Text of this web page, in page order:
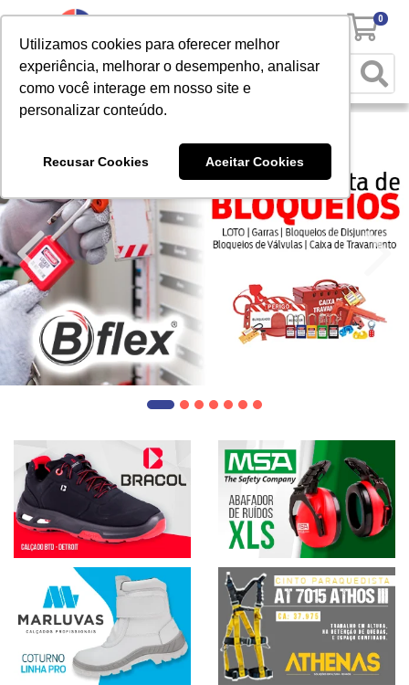
Utilizamos cookies para oferecer melhor
experiência, melhorar o desempenho, analisar
como você interage em nosso site e
personalizar conteúdo.
Recusar Cookies Aceitar Cookies
0